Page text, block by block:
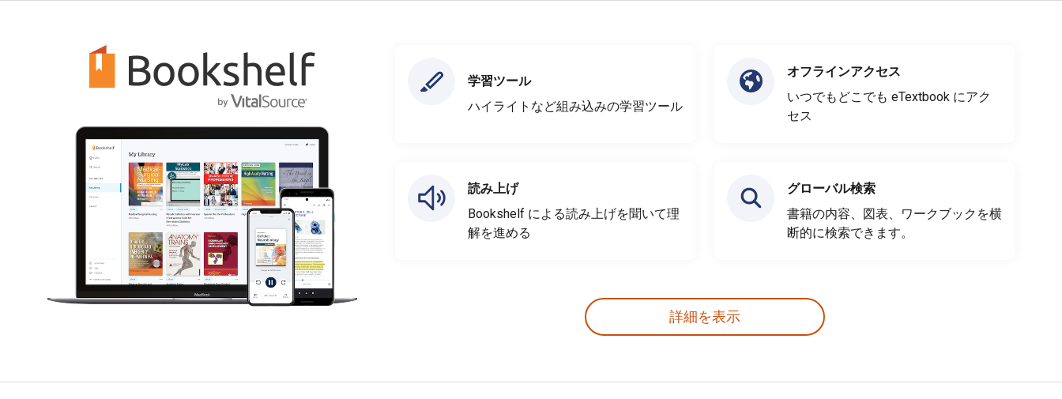
学習ツール
ハイライトなど組み込みの学習ツール
読み上げ
Bookshelf による読み上げを聞いて理
解を進める
オフラインアクセス
いつでもどこでも eTextbook にアク
セス
グローバル検索
書籍の内容、図表、ワークブックを横
断的に検索できます。
詳細を表示